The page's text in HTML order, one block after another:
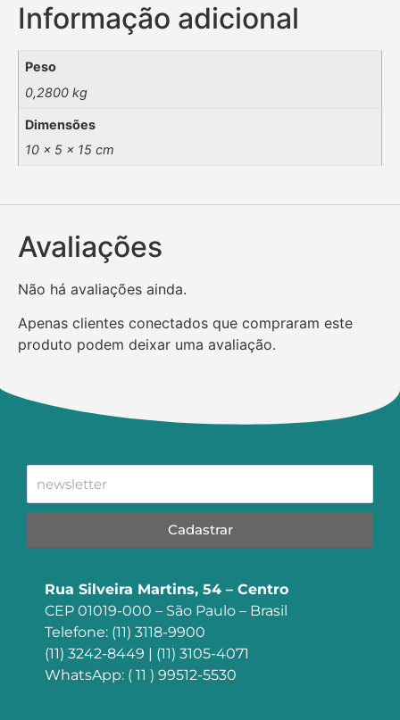
Informação adicional
Peso
0,2800 kg
Dimensões
10 × 5 × 15 cm
Avaliações
Não há avaliações ainda.
Apenas clientes conectados que compraram este
produto podem deixar uma avaliação.
Cadastrar
Rua Silveira Martins, 54 – Centro
CEP 01019-000 – São Paulo – Brasil
Telefone: (11) 3118-9900
(11) 3242-8449 | (11) 3105-4071
WhatsApp: ( 11 ) 99512-5530